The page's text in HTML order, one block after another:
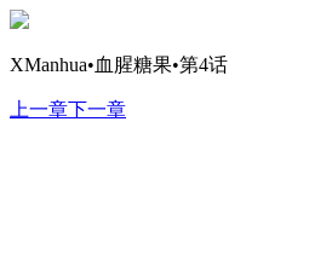
XManhua•血腥糖果•第4话
上一章下一章